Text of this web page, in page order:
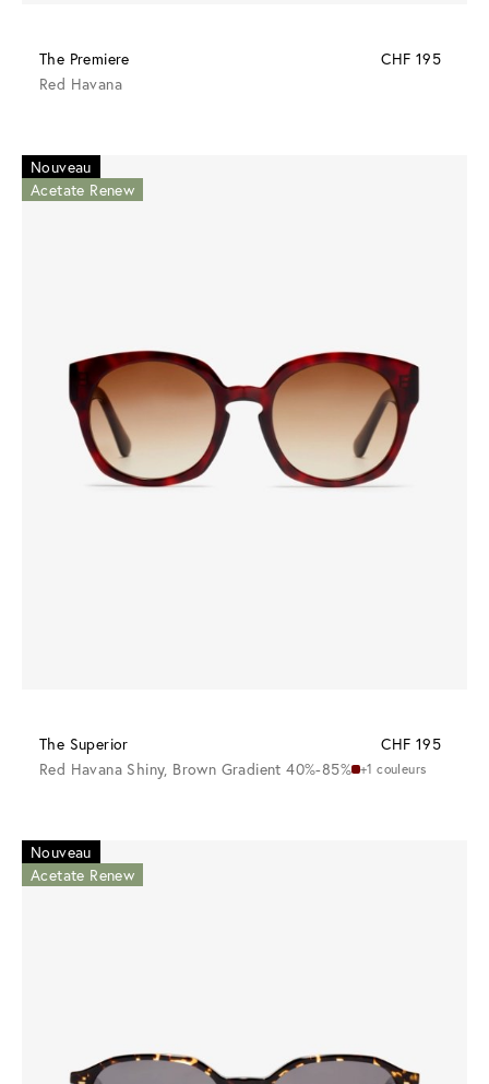
The Premiere
CHF 195
Red Havana
Nouveau
Acetate Renew
The Superior
CHF 195
Red Havana Shiny, Brown Gradient 40%-85% +1 couleurs
Nouveau
Acetate Renew